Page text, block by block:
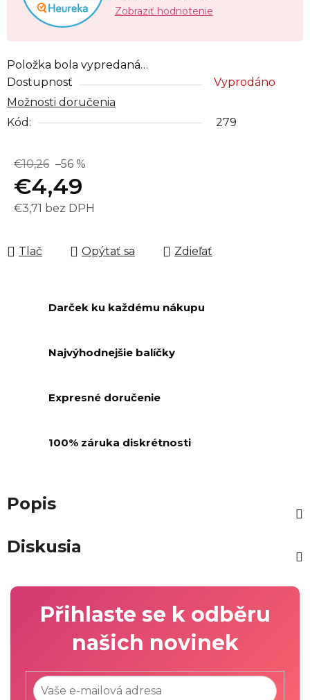
Zobraziť hodnotenie
Položka bola vypredaná…
Dostupnosť
Vyprodáno
Možnosti doručenia
Kód:
279
€10,26 –56 %
€4,49
€3,71 bez DPH
Tlač
Opýtať sa Zdieľať
Darček ku každému nákupu
Najvýhodnejšie balíčky
Expresné doručenie
100% záruka diskrétnosti
Popis
Diskusia
Přihlaste se k odběru
našich novinek